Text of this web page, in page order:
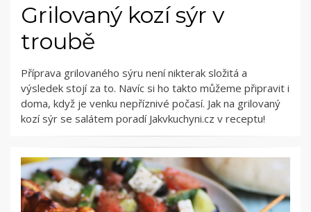
Grilovaný kozí sýr v
troubě
Příprava grilovaného sýru není nikterak složitá a
výsledek stojí za to. Navíc si ho takto můžeme připravit i
doma, když je venku nepříznivé počasí. Jak na grilovaný
kozí sýr se salátem poradí Jakvkuchyni.cz v receptu!